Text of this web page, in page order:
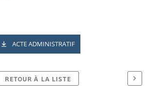
ACTE ADMINISTRATIF
RETOUR À LA LISTE